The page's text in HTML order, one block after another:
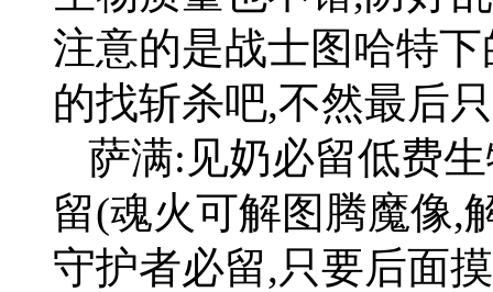
注意的是战士图哈特
的找斩杀吧,不然最后
萨满:见奶必留低费
留(魂火可解图腾魔像,
守护者必留,只要后面